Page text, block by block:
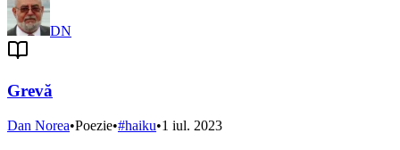
DN
Grevă
Dan Norea•Poezie•#haiku•1 iul. 2023